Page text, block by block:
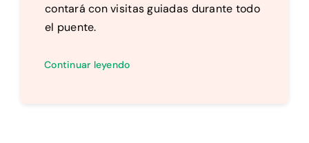
contará con visitas guiadas durante todo
el puente.
Continuar leyendo